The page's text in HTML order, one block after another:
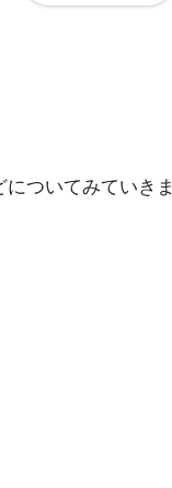
ついてみていきま